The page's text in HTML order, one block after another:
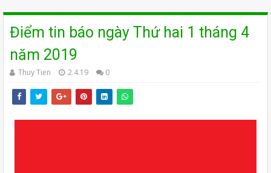
Điểm tin báo ngày Thứ hai 1 tháng 4
năm 2019
Thuy Tien 2.4.19 0